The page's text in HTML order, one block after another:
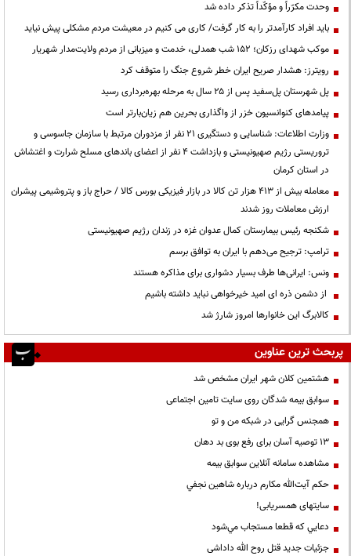
وحدت مکرّراً و مؤکّداً تذکر داده شد
باید افراد کارآمدتر را به کار گرفت/ کاری می کنیم در معیشت مردم مشکلی پیش نیاید
موکب شهدای رزکان؛ ۱۵۲ شب همدلی، خدمت و میزبانی از مردم ولایت‌مدار شهریار
رویترز: هشدار صریح ایران خطر شروع جنگ را متوقف کرد
پل شهرستان پل‌سفید پس از ۲۵ سال به مرحله بهره‌برداری رسید
پیامدهای کنوانسیون خزر از واگذاری بحرین هم زیان‌بارتر است
وزارت اطلاعات: شناسایی و دستگیری ۲۱ نفر از مزدوران مرتبط با سازمان جاسوسی و
تروریستی رژیم صهیونیستی و بازداشت ۴ نفر از اعضای باندهای مسلح شرارت و اغتشاش
در استان کرمان
معامله بیش از ۴۱۳ هزار تن کالا در بازار فیزیکی بورس کالا / حراج باز و پتروشیمی پیشران
ارزش معاملات روز شدند
شکنجه رئیس بیمارستان کمال عدوان غزه در زندان رژیم صهیونیستی
ترامپ: ترجیح می‌دهم با ایران به توافق برسم
ونس: ایرانی‌ها طرف بسیار دشواری برای مذاکره هستند
از دشمن ذره ای امید خیرخواهی نباید داشته باشیم
کالابرگ این خانوارها امروز شارژ شد
پربحث ترین عناوین
هشتمین کلان شهر ایران مشخص شد
سوابق بیمه شدگان روی سایت تامین اجتماعی
همجنس گرایی در شبکه من و تو
13 توصیه آسان برای رفع بوی بد دهان
مشاهده سامانه آنلاين سوابق بیمه
حكم آيت‌الله مكارم درباره شاهين نجفي
سایتهای همسریابی!
دعايي كه قطعا مستجاب مي‌شود
جزئیات جدید قتل روح الله داداشی